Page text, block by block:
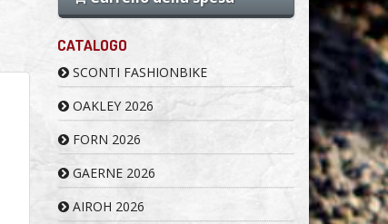
CATALOGO
SCONTI FASHIONBIKE
OAKLEY 2026
FORN 2026
GAERNE 2026
AIROH 2026